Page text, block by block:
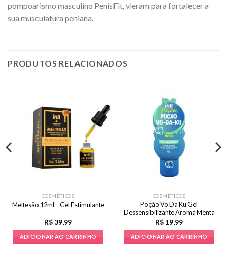
pompoarismo masculino PenisFit, vieram para fortalecer a
sua musculatura peniana.
PRODUTOS RELACIONADOS
COSMÉTICOS
Meltesão 12ml – Gel Estimulante
R$39,99
ADICIONAR AO CARRINHO
COSMÉTICOS
Poção Vo Da Ku Gel
Dessensibilizante Aroma Menta
15g
R$ 19,99
ADICIONAR AO CARRINHO